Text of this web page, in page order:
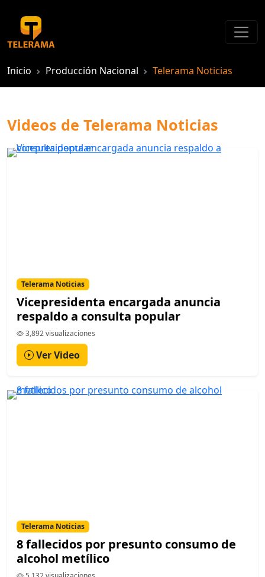
Inicio Producción Nacional Telerama Noticias
Videos de Telerama Noticias
Telerama Noticias
Vicepresidenta encargada anuncia
respaldo a consulta popular
3,892 visualizaciones
Ver Video
Telerama Noticias
8 fallecidos por presunto consumo de
alcohol metílico